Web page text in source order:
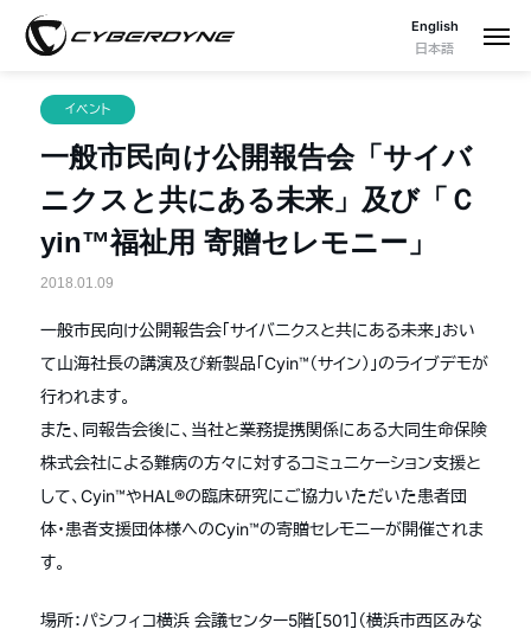
English
日本語
イベント
一般市民向け公開報告会「サイバ
ニクスと共にある未来」及び「Ｃ
yin™福祉用 寄贈セレモニー」
2018.01.09
一般市民向け公開報告会「サイバニクスと共にある未来」おい
て山海社長の講演及び新製品「Cyin™（サイン）」のライブデモが
行われます。
また、同報告会後に、当社と業務提携関係にある大同生命保険
株式会社による難病の方々に対するコミュニケーション支援と
して、Cyin™やHAL®の臨床研究にご協力いただいた患者団
体・患者支援団体様へのCyin™の寄贈セレモニーが開催されま
す。
場所：パシフィコ横浜 会議センター5階［501］（横浜市西区みな